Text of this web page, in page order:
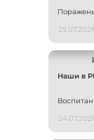
Наши в